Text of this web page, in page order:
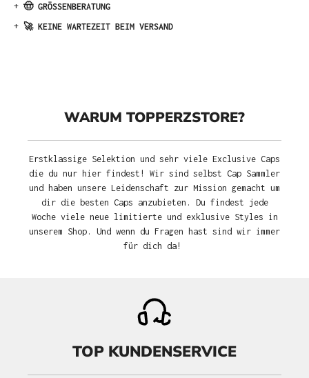
+ 🤠 GRÖSSENBERATUNG
+ 🚀 KEINE WARTEZEIT BEIM VERSAND
WARUM TOPPERZSTORE?
Erstklassige Selektion und sehr viele Exclusive Caps
die du nur hier findest! Wir sind selbst Cap Sammler
und haben unsere Leidenschaft zur Mission gemacht um
dir die besten Caps anzubieten. Du findest jede
Woche viele neue limitierte und exklusive Styles in
unserem Shop. Und wenn du Fragen hast sind wir immer
für dich da!
TOP KUNDENSERVICE